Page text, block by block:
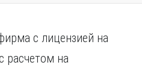
с лицензией на
расчетом на